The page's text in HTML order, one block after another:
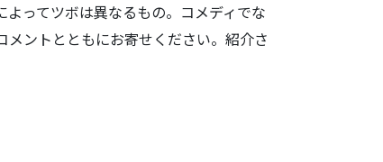
よってツボは異なるもの。コメディでな
ントとともにお寄せください。 紹介さ